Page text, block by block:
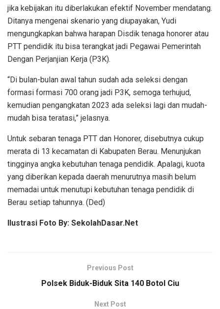
jika kebijakan itu diberlakukan efektif November mendatang.
Ditanya mengenai skenario yang diupayakan, Yudi
mengungkapkan bahwa harapan Disdik tenaga honorer atau
PTT pendidik itu bisa terangkat jadi Pegawai Pemerintah
Dengan Perjanjian Kerja (P3K).
“Di bulan-bulan awal tahun sudah ada seleksi dengan
formasi formasi 700 orang jadi P3K, semoga terhujud,
kemudian pengangkatan 2023 ada seleksi lagi dan mudah-
mudah bisa teratasi,” jelasnya.
Untuk sebaran tenaga PTT dan Honorer, disebutnya cukup
merata di 13 kecamatan di Kabupaten Berau. Menunjukan
tingginya angka kebutuhan tenaga pendidik. Apalagi, kuota
yang diberikan kepada daerah menurutnya masih belum
memadai untuk menutupi kebutuhan tenaga pendidik di
Berau setiap tahunnya. (Ded)
Ilustrasi Foto By: SekolahDasar.Net
Previous Post
Polsek Biduk-Biduk Sita 140 Botol Ciu
Next Post